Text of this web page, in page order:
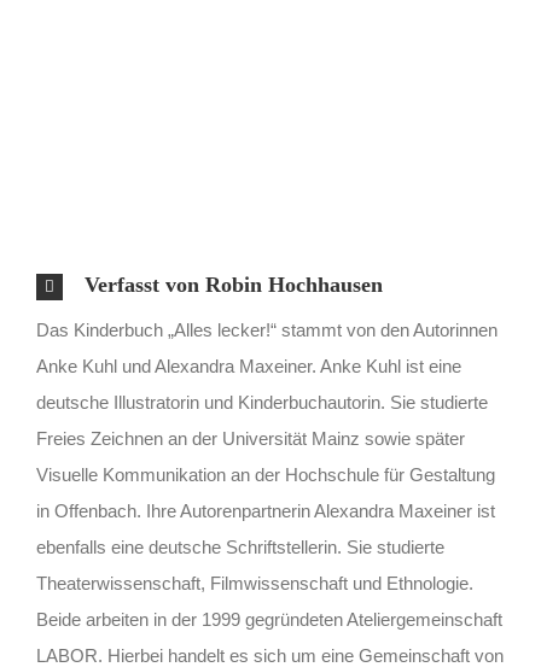
Verfasst von Robin Hochhausen
Das Kinderbuch „Alles lecker!“ stammt von den Autorinnen
Anke Kuhl und Alexandra Maxeiner. Anke Kuhl ist eine
deutsche Illustratorin und Kinderbuchautorin. Sie studierte
Freies Zeichnen an der Universität Mainz sowie später
Visuelle Kommunikation an der Hochschule für Gestaltung
in Offenbach. Ihre Autorenpartnerin Alexandra Maxeiner ist
ebenfalls eine deutsche Schriftstellerin. Sie studierte
Theaterwissenschaft, Filmwissenschaft und Ethnologie.
Beide arbeiten in der 1999 gegründeten Ateliergemeinschaft
LABOR. Hierbei handelt es sich um eine Gemeinschaft von